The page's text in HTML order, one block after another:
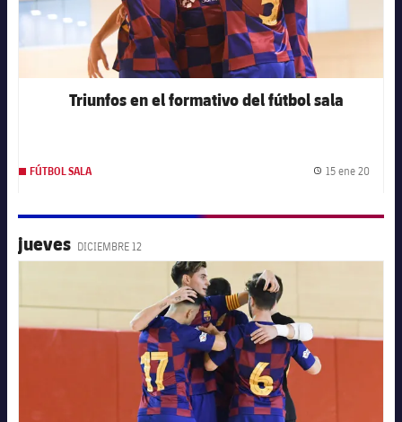
Triunfos en el formativo del fútbol sala
FÚTBOL SALA 15 ene 20
jueves DICIEMBRE 12
FC Barcelona club badge